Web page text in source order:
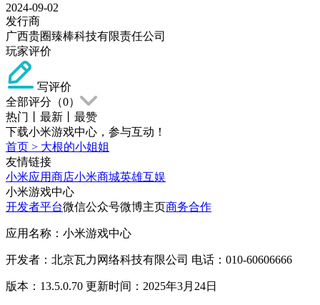
2024-09-02
发行商
广西贵圈臻棒科技有限责任公司
玩家评价
写评价
全部评分（0）
热门
最新
最赞
下载小米游戏中心，参与互动！
首页 > 大根的小姐姐
友情链接
小米应用商店小米商城英雄互娱
小米游戏中心
开发者平台微信公众号微博主页商务合作
应用名称：小米游戏中心
开发者：北京瓦力网络科技有限公司 电话：010-60606666
版本：13.5.0.70 更新时间：2025年3月24日